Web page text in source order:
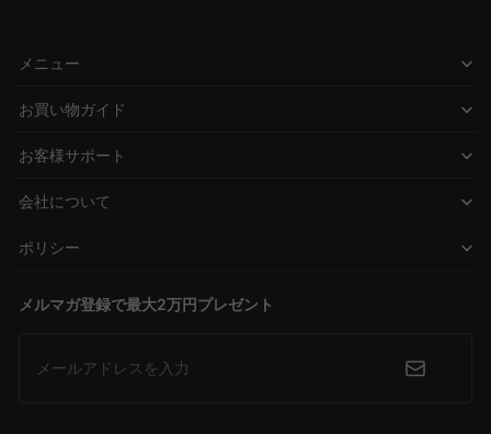
メニュー
お買い物ガイド
お客様サポート
会社について
ポリシー
メルマガ登録で最大2万円プレゼント
メールアドレスを入力